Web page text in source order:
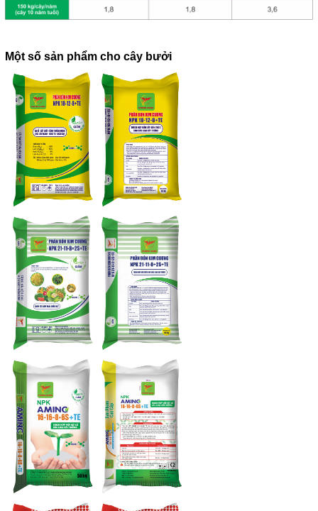
Một số sản phẩm cho cây bưởi